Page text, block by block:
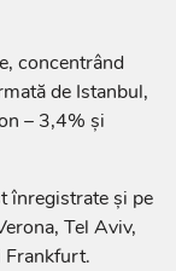
concentrând
de Istanbul,
– 3,4% și
înregistrate și pe
Tel Aviv,
Frankfurt.